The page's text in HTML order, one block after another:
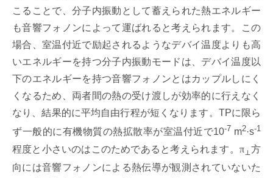
こることで、分子内振動として蓄えられた熱エネルギー
も音響フォノンによって運ばれると考えられます。この
場合、室温付近で励起されるようなデバイ温度よりも高
いエネルギーを持つ分子内振動モードは、デバイ温度以
下のエネルギーを持つ音響フォノンとはカップルしにく
くなるため、両者間の熱の受け渡しが効率的に行えなく
なり、結果的に平均自由行程が短くなります。TPに限ら
ず一般的に有機物質の熱拡散率が室温付近で10-7 m2·s-1
程度と小さいのはこのためであると考えられます。 π⊥ 方
向には音響フォノンによる熱伝導が観測されていないた